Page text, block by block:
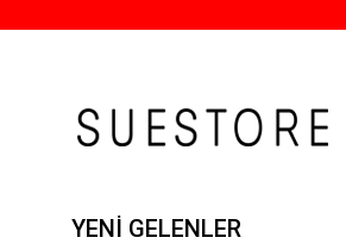
YENİ GELENLER